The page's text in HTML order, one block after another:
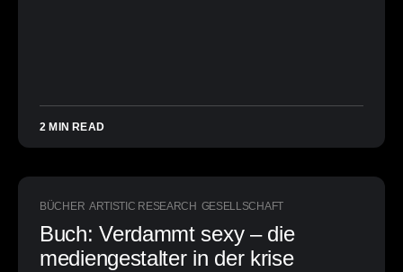
2 MIN READ
BÜCHER ARTISTIC RESEARCH GESELLSCHAFT
Buch: Verdammt sexy – die
mediengestalter in der krise